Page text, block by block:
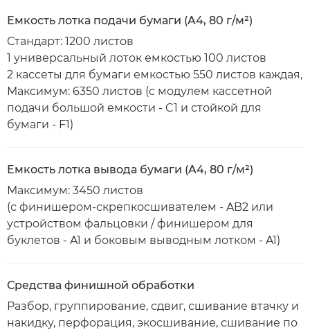
Емкость лотка подачи бумаги (A4, 80 г/м²)
Стандарт: 1200 листов
1 универсальный лоток емкостью 100 листов
2 кассеты для бумаги емкостью 550 листов каждая,
Максимум: 6350 листов (с модулем кассетной
подачи большой емкости - C1 и стойкой для
бумаги - F1)
Емкость лотка вывода бумаги (A4, 80 г/м²)
Максимум: 3450 листов
(с финишером-скрепкосшивателем - AB2 или
устройством фальцовки / финишером для
буклетов - A1 и боковым выводным лотком - A1)
Средства финишной обработки
Разбор, группирование, сдвиг, сшивание втачку и
накидку, перфорация, экосшивание, сшивание по